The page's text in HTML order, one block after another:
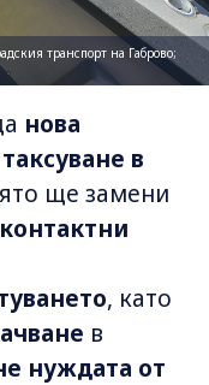
транспорт на Габрово;
нова
в
ще замени
, като
в
нуждата от